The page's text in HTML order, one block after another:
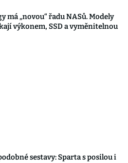
má „novou“ řadu NASů. Modely
výkonem, SSD a vyměnitelnou
sestavy: Sparta s posilou i